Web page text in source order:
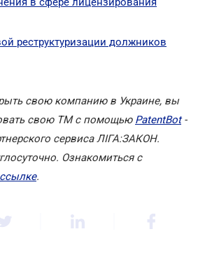
реструктуризации должников
свою компанию в Украине, вы
свою ТМ с помощью PatentBot-
сервиса ЛІГА:ЗАКОН.
Ознакомиться с
ссылке.